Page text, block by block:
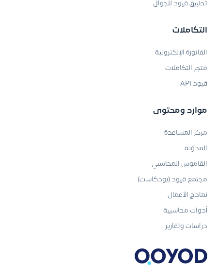
تطبيق قيود للجوال
التكاملات
الفاتورة الإلكترونية
متجر التكاملات
قيود API
موارد ومحتوى
مركز المساعدة
المدوّنة
القاموس المحاسبي
مجتمع قيود (بودكاست)
نماذج الأعمال
أدوات محاسبية
دراسات وتقارير